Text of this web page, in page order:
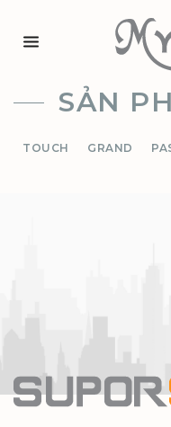
SẢN
TOUCH GRAND